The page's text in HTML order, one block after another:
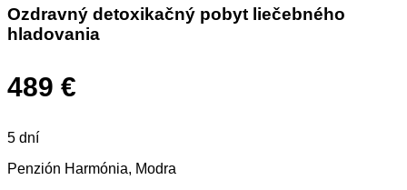
Ozdravný detoxikačný pobyt liečebného
hladovania
489 €
5 dní
Penzión Harmónia, Modra